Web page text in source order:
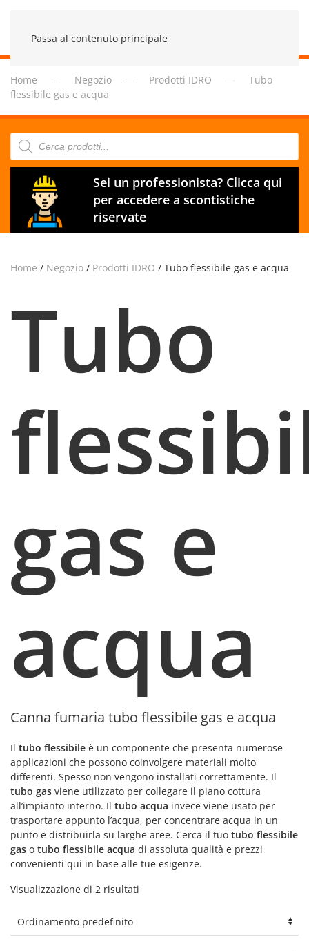
Passa al contenuto principale
Home Negozio Prodotti IDRO
Tubo
flessibile gas e acqua
Products
search
Sei un professionista? Clicca qui
per accedere a scontistiche
riservate
Home / Negozio / Prodotti IDRO / Tubo flessibile gas e acqua
Tubo
gas e
acqua
Canna fumaria tubo flessibile gas e acqua
Il tubo flessibile è un componente che presenta numerose
applicazioni che possono coinvolgere materiali molto
differenti. Spesso non vengono installati correttamente. Il
tubo gas viene utilizzato per collegare il piano cottura
all’impianto interno. Il tubo acqua invece viene usato per
trasportare appunto l’acqua, per concentrare acqua in un
punto e distribuirla su larghe aree. Cerca il tuo tubo flessibile
gas o tubo flessibile acqua di assoluta qualità e prezzi
convenienti qui in base alle tue esigenze.
Visualizzazione di 2 risultati